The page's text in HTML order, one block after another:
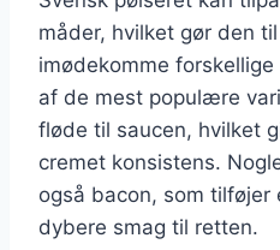
måder, hvilket gør den
imødekomme
af de mest populære
fløde til saucen, hvilket
cremet konsistens.
også bacon, som tilføjer
dybere smag til retten.